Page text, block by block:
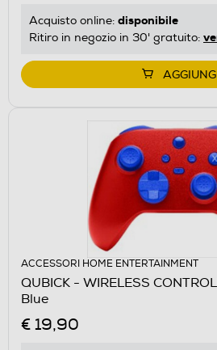
Acquisto online: disponibile
Ritiro in negozio in 30' gratuito:
ACCESSORI HOME ENTERTAINMENT
QUBICK - WIRELESS
Blue
€ 19,90